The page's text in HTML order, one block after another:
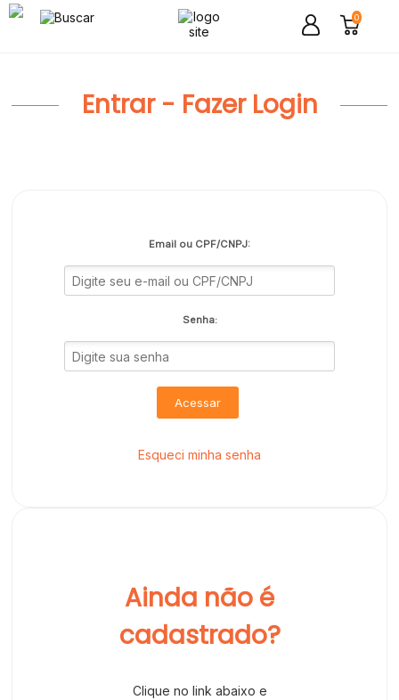
0
Entrar - Fazer Login
Email ou CPF/CNPJ:
Senha:
Acessar
Esqueci minha senha
Ainda não é
cadastrado?
Clique no link abaixo e